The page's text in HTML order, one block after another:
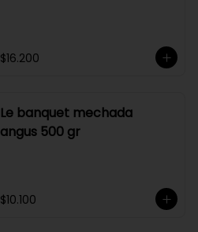
$16.200
Le banquet mechada
angus 500 gr
$10.100